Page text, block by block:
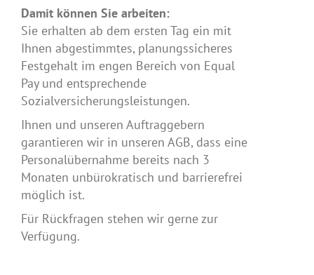
Damit können Sie arbeiten:
Sie erhalten ab dem ersten Tag ein mit
Ihnen abgestimmtes, planungssicheres
Festgehalt im engen Bereich von Equal
Pay und entsprechende
Sozialversicherungsleistungen.
Ihnen und unseren Auftraggebern
garantieren wir in unseren AGB, dass eine
Personalübernahme bereits nach 3
Monaten unbürokratisch und barrierefrei
möglich ist.
Für Rückfragen stehen wir gerne zur
Verfügung.